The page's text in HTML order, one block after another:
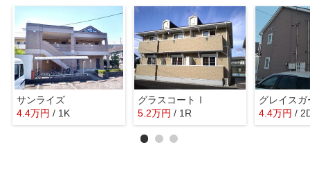
サンライズ
4.4万円 / 1K
グラスコートⅠ
5.2万円 / 1R
グレイス
4.4万円 /